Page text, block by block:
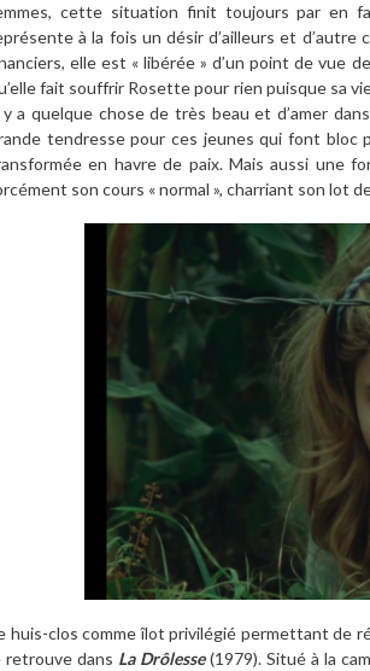
cette situation finit toujours par en
à la fois un désir d’ailleurs et
elle est « libérée » d’un point de vue
fait souffrir Rosette pour rien puisque sa
a quelque chose de très beau et d’amer dans
tendresse pour ces jeunes qui font bloc
en havre de paix. Mais aussi une
son cours « normal », charriant son lot
huis-clos comme îlot privilégié permettant de
retrouve dans La Drôlesse(1979). Situé à la